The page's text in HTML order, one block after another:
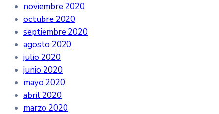
noviembre 2020
octubre 2020
septiembre 2020
agosto 2020
julio 2020
junio 2020
mayo 2020
abril 2020
marzo 2020